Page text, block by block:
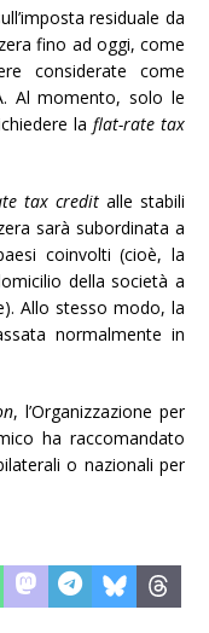
residuale da
fino ad oggi, come
considerate come
Al momento, solo le
laflat-rate tax
tax credit alle stabili
sarà subordinata a
coinvolti (cioè, la
della società a
Allo stesso modo, la
normalmente in
, l’Organizzazione per
ha raccomandato
o nazionali per